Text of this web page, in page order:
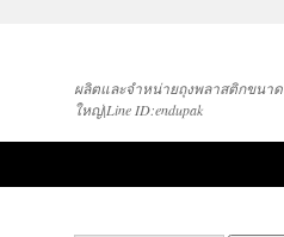
ผลิตและจำหน่ายถุงพลาสติกขนาด
ใหญ่|Line ID:endupak